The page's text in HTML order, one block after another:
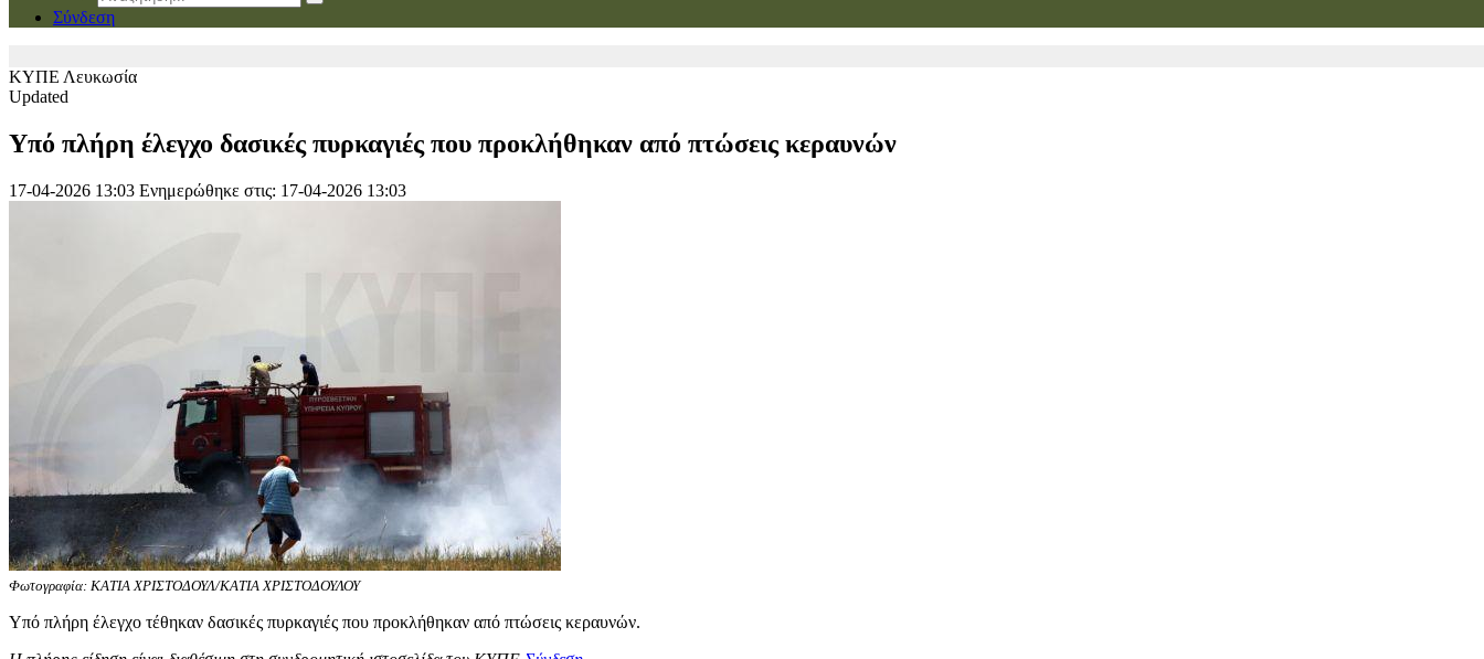
Σύνδεση
ΚΥΠΕ Λευκωσία
Updated
Υπό πλήρη έλεγχο δασικές πυρκαγιές που προκλήθηκαν από πτώσεις κεραυνών
17-04-2026 13:03 Ενημερώθηκε στις: 17-04-2026 13:03
Φωτογραφία: ΚΑΤΙΑ ΧΡΙΣΤΟΔΟΥΛ/ΚΑΤΙΑ ΧΡΙΣΤΟΔΟΥΛΟΥ
Υπό πλήρη έλεγχο τέθηκαν δασικές πυρκαγιές που προκλήθηκαν από πτώσεις κεραυνών.